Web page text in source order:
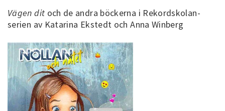
Vägen dit och de andra böckerna i Rekordskolan-
serien av Katarina Ekstedt och Anna Winberg